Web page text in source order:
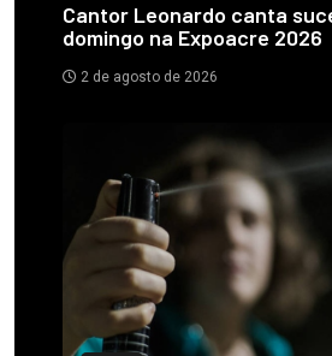
Cantor Leonardo canta
domingo na Expoacre 2026
2 de agosto de 2026